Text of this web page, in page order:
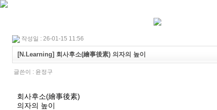
작성일 : 26-01-15 11:56
[N.Learning] 회사후소(繪事後素) 의자의 높이
글쓴이 : 윤정구
회사후소(繪事後素)
의자의 높이